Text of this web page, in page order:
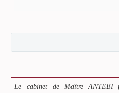
Le cabinet de Maître ANTEBI